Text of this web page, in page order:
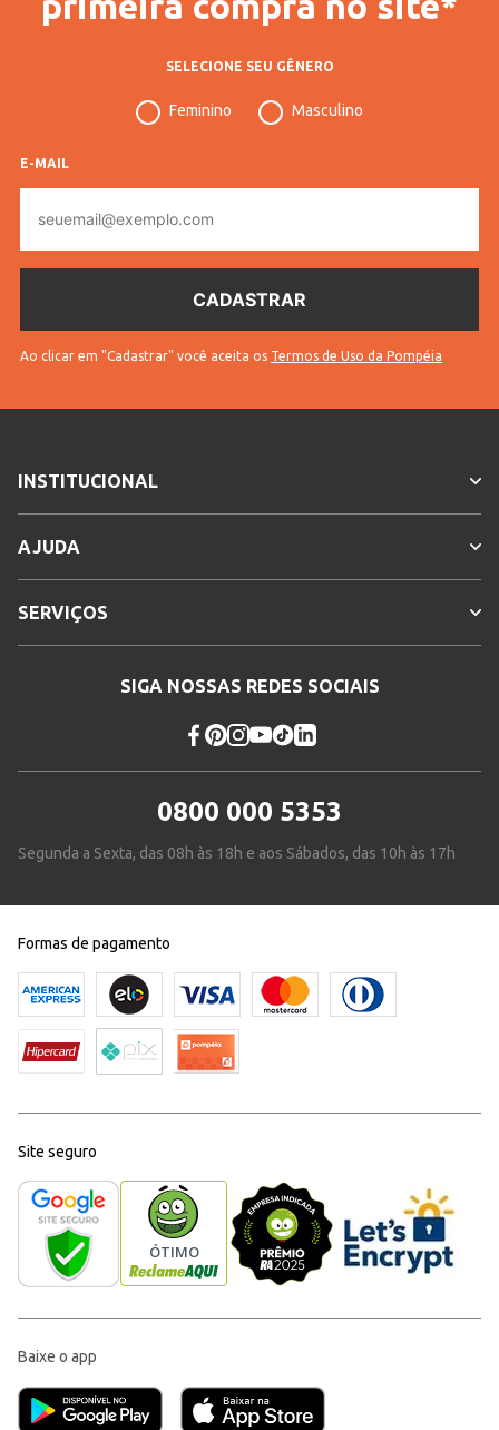
SELECIONE SEU GÊNERO
Feminino Masculino
E-MAIL
mail
Ao clicar em "Cadastrar" você aceita os Termos de Uso da Pompéia
INSTITUCIONAL
AJUDA
SERVIÇOS
SIGA NOSSAS REDES SOCIAIS
0800 000 5353
Segunda a Sexta, das 08h às 18h e aos Sábados, das 10h às 17h
Formas de pagamento
Site seguro
Baixe o app